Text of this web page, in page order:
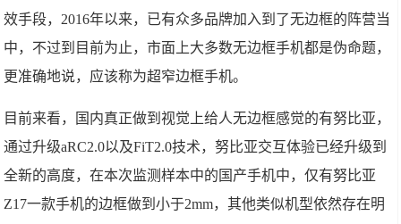
效手段，2016年以来，已有众多品牌加入到了无边框的阵营当
中，不过到目前为止，市面上大多数无边框手机都是伪命题，
更准确地说，应该称为超窄边框手机。
目前来看，国内真正做到视觉上给人无边框感觉的有努比亚，
通过升级aRC2.0以及FiT2.0技术，努比亚交互体验已经升级到
全新的高度，在本次监测样本中的国产手机中，仅有努比亚
Z17一款手机的边框做到小于2mm，其他类似机型依然存在明